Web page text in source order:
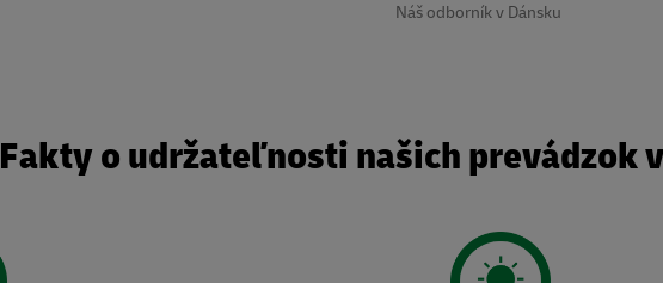
Náš odborník v Dánsku
Fakty o udržateľnosti našich prevádzok